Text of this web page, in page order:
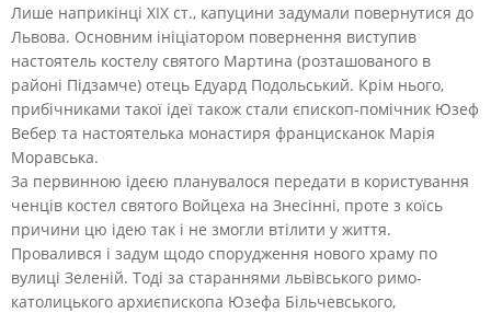
Лише наприкінці ХІХ ст., капуцини задумали повернутися до
Львова. Основним ініціатором повернення виступив
настоятель костелу святого Мартина (розташованого в
районі Підзамче) отець Едуард Подольський. Крім нього,
прибічниками такої ідеї також стали єпископ-помічник Юзеф
Вебер та настоятелька монастиря францисканок Марія
Моравська.
За первинною ідеєю планувалося передати в користування
ченців костел святого Войцеха на Знесінні, проте з коїсь
причини цю ідею так і не змогли втілити у життя.
Провалився і задум щодо спорудження нового храму по
вулиці Зеленій. Тоді за стараннями львівського римо-
католицького архиєпископа Юзефа Більчевського,